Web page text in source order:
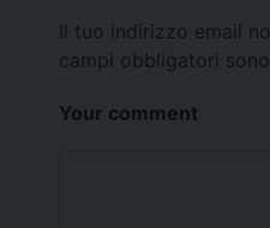
Il tuo indirizzo email
campi obbligatori
Your comment